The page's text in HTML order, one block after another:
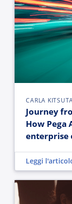
CARLA
Journey
How Pega
enterprise
Leggi
Knowing your